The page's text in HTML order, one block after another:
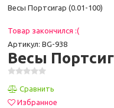
Весы Портсигар (0.01-100)
Товар закончился :(
Артикул: BG-938
Весы
Сравнить
Избранное